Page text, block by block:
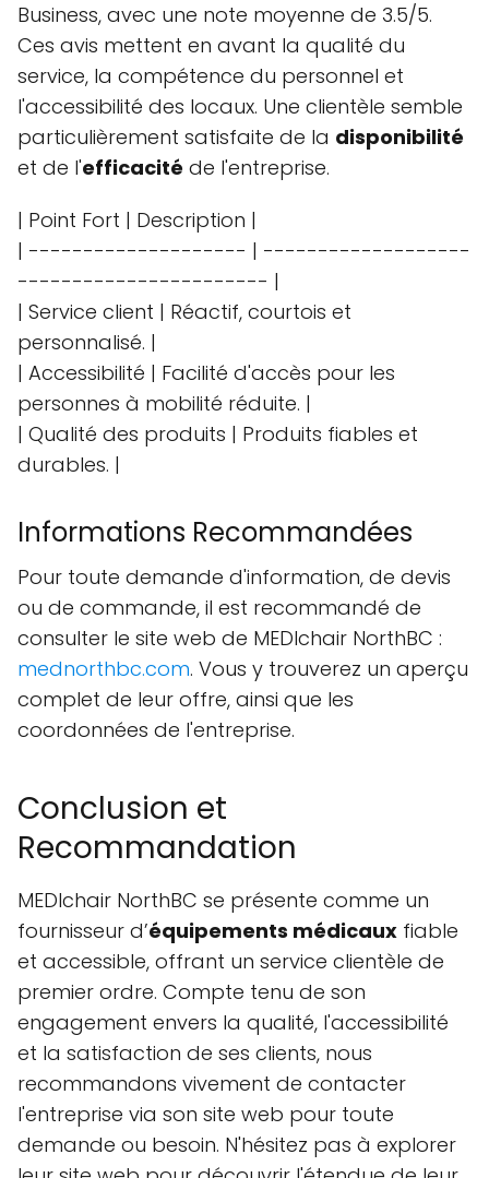
Business, avec une note moyenne de 3.5/5.
Ces avis mettent en avant la qualité du
service, la compétence du personnel et
l'accessibilité des locaux. Une clientèle semble
particulièrement satisfaite de la disponibilité
et de l'efficacité de l'entreprise.
| Point Fort | Description |
| -------------------- | -------------------
----------------------- |
| Service client | Réactif, courtois et
personnalisé. |
| Accessibilité | Facilité d'accès pour les
personnes à mobilité réduite. |
| Qualité des produits | Produits fiables et
durables. |
Informations Recommandées
Pour toute demande d'information, de devis
ou de commande, il est recommandé de
consulter le site web de MEDIchair NorthBC :
mednorthbc.com. Vous y trouverez un aperçu
complet de leur offre, ainsi que les
coordonnées de l'entreprise.
Conclusion et
Recommandation
MEDIchair NorthBC se présente comme un
fournisseur d’équipements médicaux fiable
et accessible, offrant un service clientèle de
premier ordre. Compte tenu de son
engagement envers la qualité, l'accessibilité
et la satisfaction de ses clients, nous
recommandons vivement de contacter
l'entreprise via son site web pour toute
demande ou besoin. N'hésitez pas à explorer